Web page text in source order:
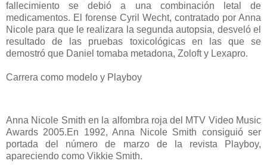
fallecimiento se debió a una combinación letal de
medicamentos. El forense Cyril Wecht, contratado por Anna
Nicole para que le realizara la segunda autopsia, desveló el
resultado de las pruebas toxicológicas en las que se
demostró que Daniel tomaba metadona, Zoloft y Lexapro.
Carrera como modelo y Playboy
Anna Nicole Smith en la alfombra roja del MTV Video Music
Awards 2005.En 1992, Anna Nicole Smith consiguió ser
portada del número de marzo de la revista Playboy,
apareciendo como Vikkie Smith.